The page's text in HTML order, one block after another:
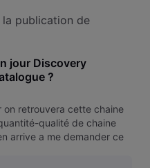
publication de
jour Discovery
?
on retrouvera cette chaine
qualité de chaine
arrive a me demander ce